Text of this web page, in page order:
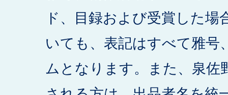
ド、目録および受賞した場
いても、表記はすべて雅号
ムとなります。また、泉佐